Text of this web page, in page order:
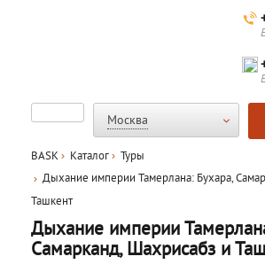
Москва
BASK Каталог
Туры
Дыхание империи Тамерлана: Бухара,
Ташкент
Дыхание империи
Самарканд, Шахрисабз и